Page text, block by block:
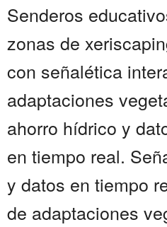
Senderos
zonas de
con señalética
adaptaciones
ahorro hídrico y
en tiempo real.
y datos en tiempo
de adaptaciones